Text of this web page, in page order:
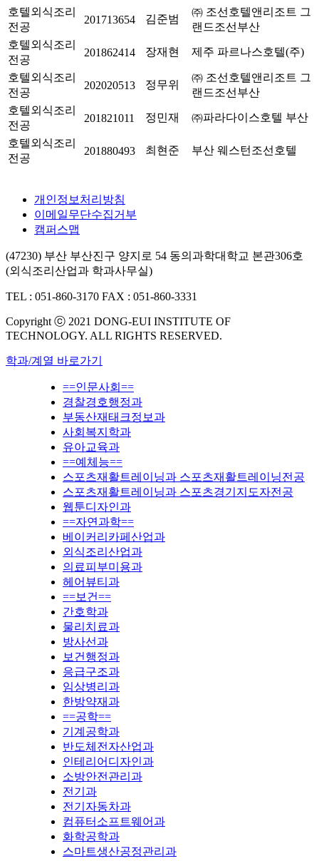
호텔외식조리
전공
201713654 김준범
㈜ 조선호텔앤리조트 그
랜드조선부산
호텔외식조리
전공
201862414 장재현 제주 파르나스호텔(주)
호텔외식조리
전공
202020513 정무위
㈜ 조선호텔앤리조트 그
랜드조선부산
호텔외식조리
전공
201821011 정민재 ㈜파라다이스호텔 부산
호텔외식조리
전공
201880493 최현준 부산 웨스턴조선호텔
개인정보처리방침
이메일무단수집거부
캠퍼스맵
(47230) 부산 부산진구 양지로 54 동의과학대학교 본관306호
(외식조리산업과 학과사무실)
TEL : 051-860-3170 FAX : 051-860-3331
Copyright ⓒ 2021 DONG-EUI INSTITUTE OF
TECHNOLOGY. ALL RIGHTS RESERVED.
학과/계열 바로가기
==인문사회==
경찰경호행정과
부동산재태크정보과
사회복지학과
유아교육과
==예체능==
스포츠재활트레이닝과 스포츠재활트레이닝전공
스포츠재활트레이닝과 스포츠경기지도자전공
웹툰디자인과
==자연과학==
베이커리카페산업과
외식조리산업과
의료피부미용과
헤어뷰티과
==보건==
간호학과
물리치료과
방사선과
보건행정과
응급구조과
임상병리과
한방약재과
==공학==
기계공학과
반도체전자산업과
인테리어디자인과
소방안전관리과
전기과
전기자동차과
컴퓨터소프트웨어과
화학공학과
스마트생산공정관리과